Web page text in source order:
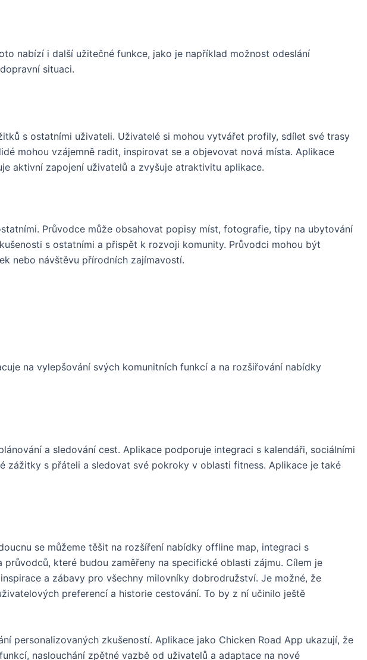
nabízí i další užitečné funkce, jako je například možnost odeslání
situaci.
s ostatními uživateli. Uživatelé si mohou vytvářet profily, sdílet své trasy
mohou vzájemně radit, inspirovat se a objevovat nová místa. Aplikace
aktivní zapojení uživatelů a zvyšuje atraktivitu aplikace.
Průvodce může obsahovat popisy míst, fotografie, tipy na ubytování
s ostatními a přispět k rozvoji komunity. Průvodci mohou být
nebo návštěvu přírodních zajímavostí.
na vylepšování svých komunitních funkcí a na rozšiřování nabídky
a sledování cest. Aplikace podporuje integraci s kalendáři, sociálními
zážitky s přáteli a sledovat své pokroky v oblasti fitness. Aplikace je také
se můžeme těšit na rozšíření nabídky offline map, integraci s
které budou zaměřeny na specifické oblasti zájmu. Cílem je
a zábavy pro všechny milovníky dobrodružství. Je možné, že
preferencí a historie cestování. To by z ní učinilo ještě
personalizovaných zkušeností. Aplikace jako Chicken Road App ukazují, že
naslouchání zpětné vazbě od uživatelů a adaptace na nové